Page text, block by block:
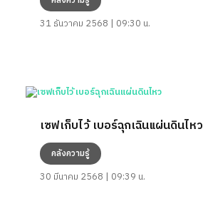
31 ธันวาคม 2568 | 09:30 น.
เซฟเก็บไว้ เบอร์ฉุกเฉินแผ่นดินไหว
คลังความรู้
30 มีนาคม 2568 | 09:39 น.